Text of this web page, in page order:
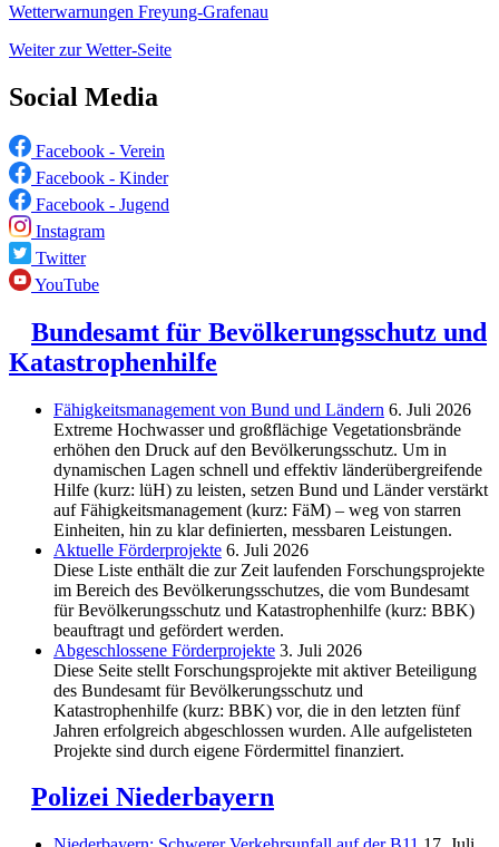
Wetterwarnungen Freyung-Grafenau
Weiter zur Wetter-Seite
Social Media
Facebook - Verein
Facebook - Kinder
Facebook - Jugend
Instagram
Twitter
YouTube
Bundesamt für Bevölkerungsschutz und
Katastrophenhilfe
Fähigkeitsmanagement von Bund und Ländern 6. Juli 2026
Extreme Hochwasser und großflächige Vegetationsbrände
erhöhen den Druck auf den Bevölkerungsschutz. Um in
dynamischen Lagen schnell und effektiv länderübergreifende
Hilfe (kurz: lüH) zu leisten, setzen Bund und Länder verstärkt
auf Fähigkeitsmanagement (kurz: FäM) – weg von starren
Einheiten, hin zu klar definierten, messbaren Leistungen.
Aktuelle Förderprojekte 6. Juli 2026
Diese Liste enthält die zur Zeit laufenden Forschungsprojekte
im Bereich des Be­völkerungs­schutzes, die vom Bundesamt
für Bevölkerungsschutz und Katastrophenhilfe (kurz: BBK)
beauftragt und gefördert werden.
Abgeschlos­sene Förderprojekte 3. Juli 2026
Diese Seite stellt Forschungsprojekte mit aktiver Beteiligung
des Bundesamt für Bevölkerungsschutz und
Katastrophenhilfe (kurz: BBK) vor, die in den letzten fünf
Jahren erfolgreich abgeschlossen wurden. Alle aufgelisteten
Projekte sind durch eigene Fördermittel finanziert.
Polizei Niederbayern